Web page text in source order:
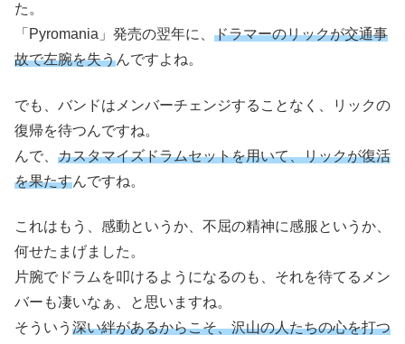
た。
「Pyromania」発売の翌年に、 ドラマーのリックが交通事
故で左腕を失うんですよね。
でも、バンドはメンバーチェンジすることなく、リックの
復帰を待つんですね。
んで、 カスタマイズドラムセットを用いて、リックが復活
を果たすんですね。
これはもう、感動というか、不屈の精神に感服というか、
何せたまげました。
片腕でドラムを叩けるようになるのも、それを待てるメン
バーも凄いなぁ、と思いますね。
そういう 深い絆があるからこそ、沢山の人たちの心を打つ